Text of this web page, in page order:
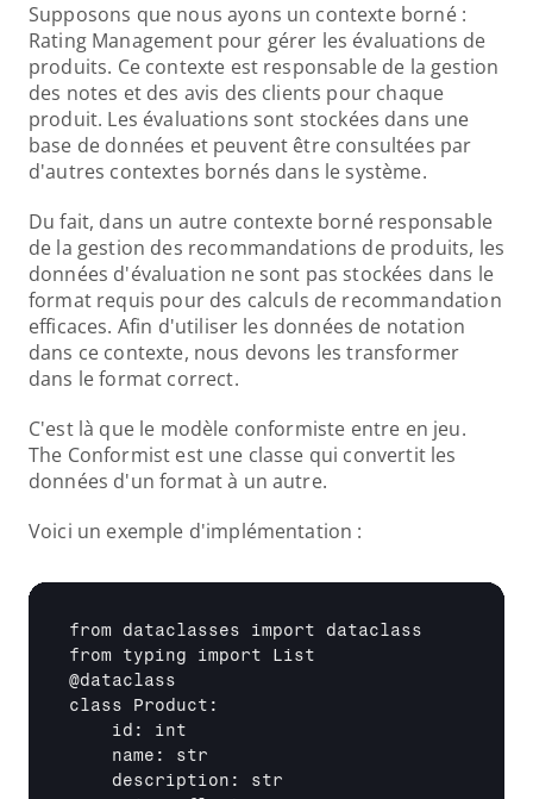
Supposons que nous ayons un contexte borné :
Rating Management pour gérer les évaluations de
produits. Ce contexte est responsable de la gestion
des notes et des avis des clients pour chaque
produit. Les évaluations sont stockées dans une
base de données et peuvent être consultées par
d'autres contextes bornés dans le système.
Du fait, dans un autre contexte borné responsable
de la gestion des recommandations de produits, les
données d'évaluation ne sont pas stockées dans le
format requis pour des calculs de recommandation
efficaces. Afin d'utiliser les données de notation
dans ce contexte, nous devons les transformer
dans le format correct.
C'est là que le modèle conformiste entre en jeu.
The Conformist est une classe qui convertit les
données d'un format à un autre.
Voici un exemple d'implémentation :
from dataclasses import dataclass
from typing import List
@dataclass
class Product:
    id: int
    name: str
    description: str